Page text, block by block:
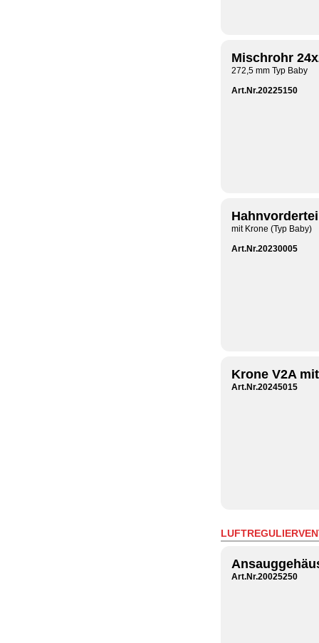
Mischrohr
272,5 mm Typ Baby
Art.Nr.20225150
mit Krone (Typ Baby)
Art.Nr.20230005
Krone V2A
Art.Nr.20245015
Art.Nr.20025250